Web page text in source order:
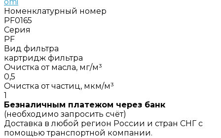
Номенклатурный номер
PF0165
Серия
PF
Вид фильтра
картридж фильтра
Очистка от масла, мг/м³
0,5
Очистка от частиц, мкм/м³
1
Безналичным платежом через банк
(необходимо запросить счёт)
Доставка в любой регион России и стран СНГ с
помощью транспортной компании.